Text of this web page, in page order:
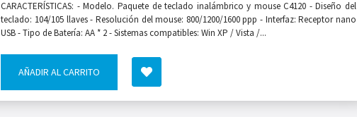
CARACTERÍSTICAS: - Modelo. Paquete de teclado inalámbrico y mouse C4120 - Diseño del
teclado: 104/105 llaves - Resolución del mouse: 800/1200/1600 ppp - Interfaz: Receptor nano
USB - Tipo de Batería: AA * 2 - Sistemas compatibles: Win XP / Vista /...
AÑADIR AL CARRITO